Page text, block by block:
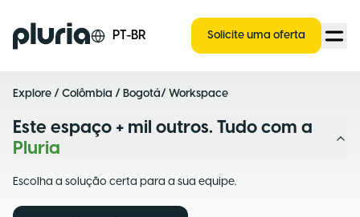
Logo Pluria PT-BR Solicite uma oferta
Explore / Colômbia / Bogotá/ Workspace
Este espaço + mil outros. Tudo com a
Pluria
Escolha a solução certa para a sua equipe.